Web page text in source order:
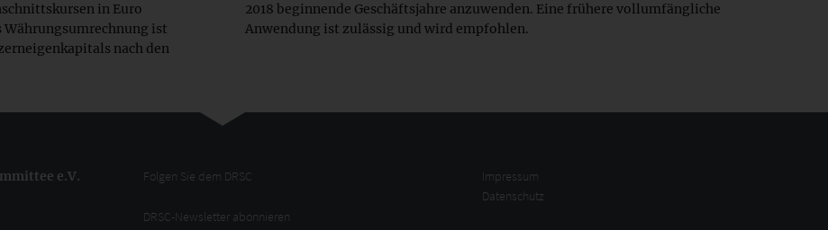
in Euro
ist
nach den
2018 beginnende Geschäftsjahre anzuwenden. Eine frühere vollumfängliche
Anwendung ist zulässig und wird empfohlen.
e.V. Folgen Sie dem DRSC
DRSC-Newsletter abonnieren
Impressum
Datenschutz